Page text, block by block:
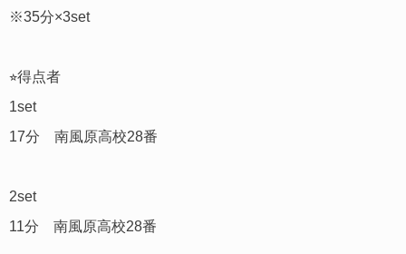
※35分×3set
⭐︎得点者
1set
17分 南風原高校28番
2set
11分 南風原高校28番